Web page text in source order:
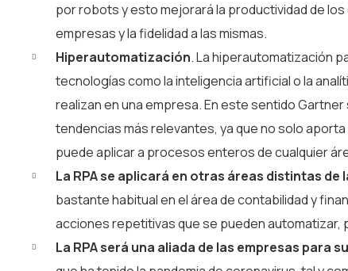
por robots y esto mejorará la productividad de
empresas y la fidelidad a las mismas.
Hiperautomatización. La hiperautomatización
tecnologías como la inteligencia artificial o la
realizan en una empresa. En este sentido
tendencias más relevantes, ya que no solo
puede aplicar a procesos enteros de cualquier
La RPA se aplicará en otras áreas distintas
bastante habitual en el área de contabilidad y
acciones repetitivas que se pueden
La RPA será una aliada de las empresas para